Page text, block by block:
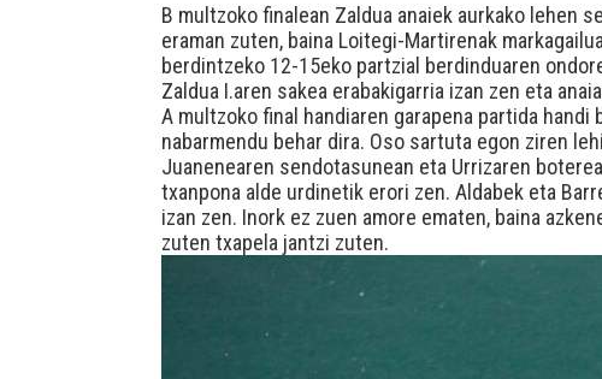
B multzoko finalean Zaldua anaiek aurkako lehen
eraman zuten, baina Loitegi-Martirenak
berdintzeko 12-15eko partzial berdinduaren
Zaldua I.aren sakea erabakigarria izan zen eta
A multzoko final handiaren garapena partida
nabarmendu behar dira. Oso sartuta egon ziren
Juanenearen sendotasunean eta Urrizaren
txanpona alde urdinetik erori zen. Aldabek eta
izan zen. Inork ez zuen amore ematen, baina
zuten txapela jantzi zuten.